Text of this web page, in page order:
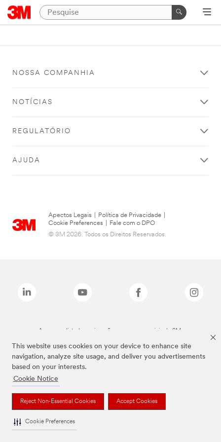
This website uses cookies on your device to enhance site
navigation, analyze site usage, and deliver you advertisements
based on your interests.
Cookie Notice
Reject Non-Essential Cookies Accept Cookies
Cookie Preferences
NOSSA COMPANHIA
NOTÍCIAS
REGULATÓRIO
AJUDA
Apectos Legais Política de Privacidade
Cookie Preferences
Fale com o DPO
© 3M 2026. Todos os Direitos Reservados.
As marcas listadas a cima são marcas comerciais da 3M.